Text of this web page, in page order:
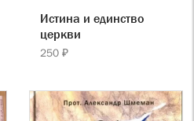
Истина и единство
церкви
250 ₽